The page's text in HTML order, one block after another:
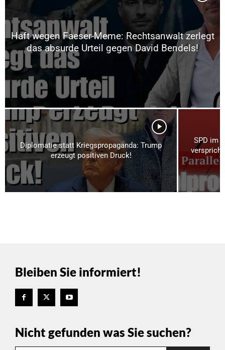
Haft wegen Faeser-Meme: Rechtsanwalt zerlegt
das absurde Urteil gegen David Bendels!
Diplomatie statt Kriegspropaganda: Trump
erzeugt positiven Druck!
SPD im
Bleiben Sie informiert!
Nicht gefunden was Sie suchen?